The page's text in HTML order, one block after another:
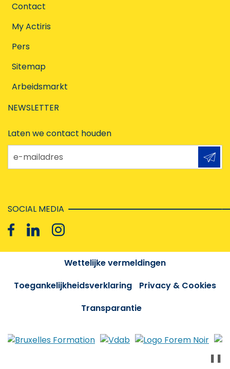
Contact
My Actiris
Pers
Sitemap
Arbeidsmarkt
NEWSLETTER
Laten we contact houden
e-mailadres
SOCIAL MEDIA
Wettelijke vermeldingen
Toegankelijkheidsverklaring
Privacy & Cookies
Transparantie
❚❚